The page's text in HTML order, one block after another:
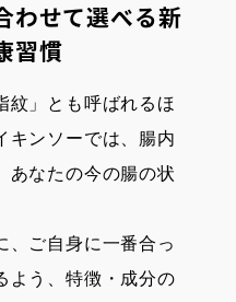
わせて選べる新
習慣
紋」とも呼ばれるほ
キンソーでは、腸内
あなたの今の腸の状
、ご自身に一番合っ
よう、特徴・成分の